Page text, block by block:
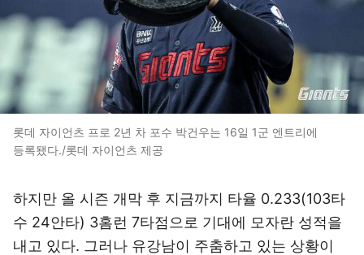
롯데 자이언츠 프로 2년 차 포수 박건우는 16일 1군 엔트리에
등록됐다./롯데 자이언츠 제공
하지만 올 시즌 개막 후 지금까지 타율 0.233(103타
수 24안타) 3홈런 7타점으로 기대에 모자란 성적을
내고 있다. 그러나 유강남이 주춤하고 있는 상황이